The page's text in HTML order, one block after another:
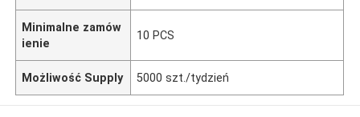
Minimalne zamów
ienie
10 PCS
Możliwość Supply 5000 szt./tydzień